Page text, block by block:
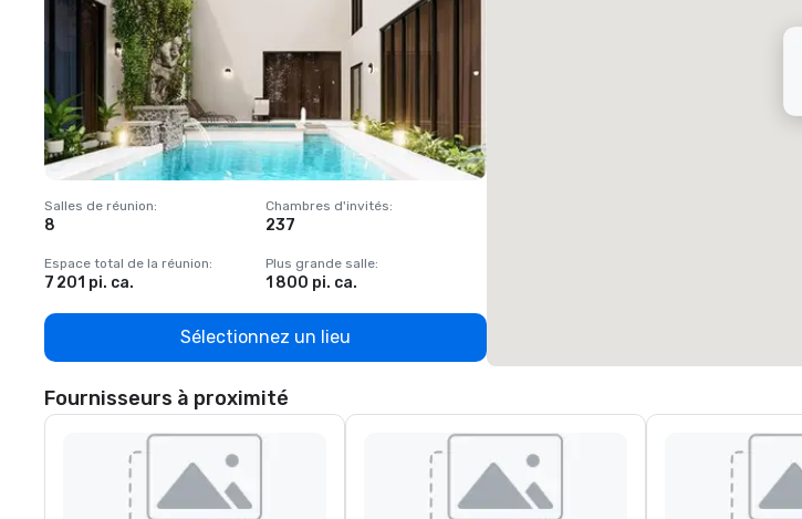
Salles de réunion:
8
Chambres d'invités:
237
Espace total de la réunion:
7 201 pi. ca.
Plus grande salle:
1 800 pi. ca.
Sélectionnez un lieu
Fournisseurs à proximité